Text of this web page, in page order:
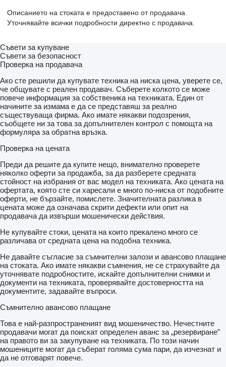
Описанието на стоката е предоставено от продавача.
Уточнявайте всички подробности директно с продавача.
Съвети за купуване
Съвети за безопасност
Проверка на продавача
Ако сте решили да купувате техника на ниска цена, уверете се,
че общувате с реален продавач. Съберете колкото се може
повече информация за собственика на техниката. Един от
начините за измама е да се представяш за реално
съществуваща фирма. Ако имате някакви подозрения,
съобщете ни за това за допълнителен контрол с помощта на
формуляра за обратна връзка.
Проверка на цената
Преди да решите да купите нещо, внимателно проверете
няколко оферти за продажба, за да разберете средната
стойност на избрания от вас модел на техниката. Ако цената на
офертата, която сте си харесали е много по-ниска от подобните
оферти, не бързайте, помислете. Значителната разлика в
цената може да означава скрити дефекти или опит на
продавача да извърши мошенически действия.
Не купувайте стоки, цената на които прекалено много се
различава от средната цена на подобна техника.
Не давайте съгласие за съмнителни залози и авансово плащане
на стоката. Ако имате някакви съмнения, не се страхувайте да
уточнявате подробностите, искайте допълнителни снимки и
документи на техниката, проверявайте достоверността на
документите, задавайте въпроси.
Съмнително авансово плащане
Това е най-разпространеният вид мошеничество. Нечестните
продавачи могат да поискат определен аванс за „резервиране”
на правото ви за закупуване на техниката. По този начин
мошениците могат да съберат голяма сума пари, да изчезнат и
да не отговарят повече.